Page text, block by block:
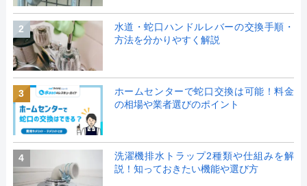
2
水道・蛇口ハンドルレバーの交換手順・
方法を分かりやすく解説
3
ホームセンターで蛇口交換は可能！料金
の相場や業者選びのポイント
4
洗濯機排水トラップ2種類や仕組みを解
説！知っておきたい機能や選び方